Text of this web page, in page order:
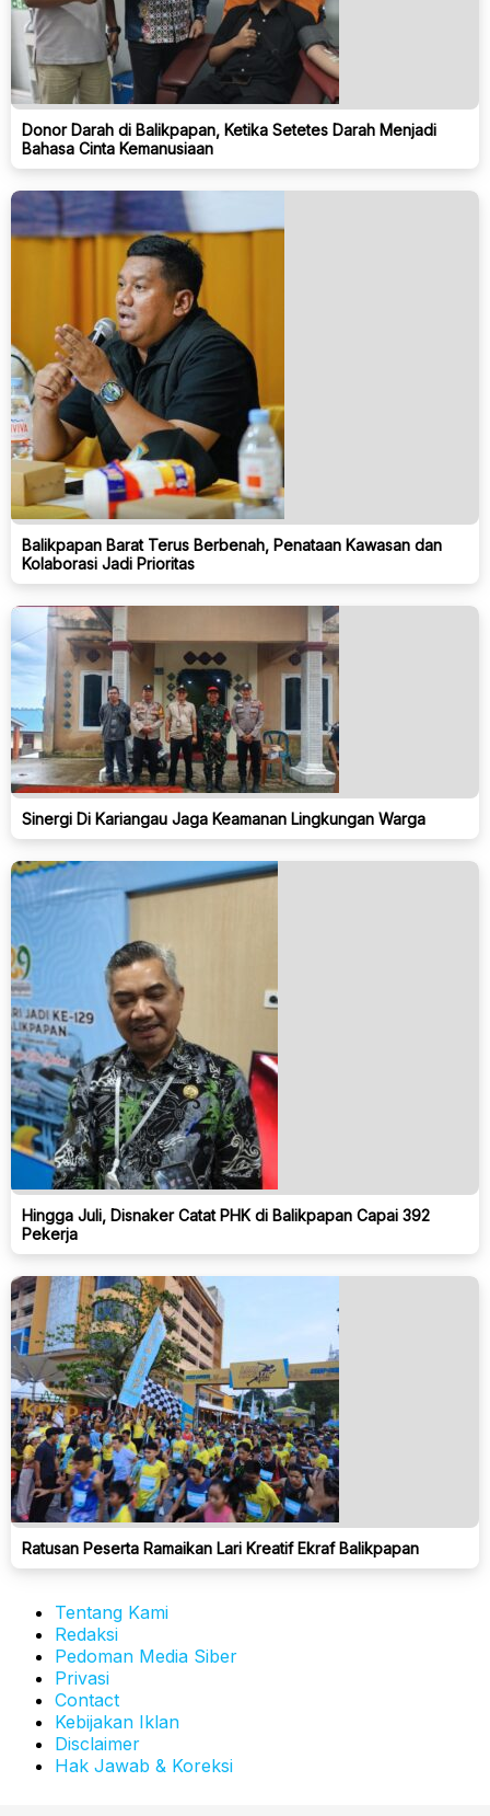
Donor Darah di Balikpapan, Ketika Setetes Darah Menjadi
Bahasa Cinta Kemanusiaan
Balikpapan Barat Terus Berbenah, Penataan Kawasan dan
Kolaborasi Jadi Prioritas
Sinergi Di Kariangau Jaga Keamanan Lingkungan Warga
Hingga Juli, Disnaker Catat PHK di Balikpapan Capai 392
Pekerja
Ratusan Peserta Ramaikan Lari Kreatif Ekraf Balikpapan
Tentang Kami
Redaksi
Pedoman Media Siber
Privasi
Contact
Kebijakan Iklan
Disclaimer
Hak Jawab & Koreksi